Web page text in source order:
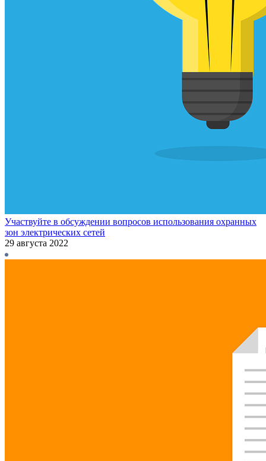
Участвуйте в обсуждении вопросов использования охранных
зон электрических сетей
29 августа 2022